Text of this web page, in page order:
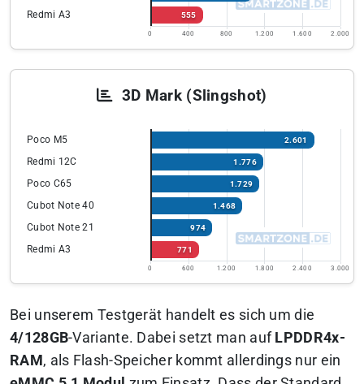
Redmi A3 555
0 400 800 1.200 1.600 2.000
3D Mark (Slingshot)
Poco M5 2.601
Redmi 12C 1.776
Poco C65 1.729
Cubot Note 40 1.468
Cubot Note 21 974
Redmi A3 771
0 600 1.200 1.800 2.400 3.000
Bei unserem Testgerät handelt es sich um die
4/128GB-Variante. Dabei setzt man auf LPDDR4x-
RAM , als Flash-Speicher kommt allerdings nur ein